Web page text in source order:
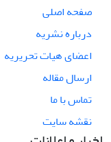
صفحه اصلی
درباره نشریه
اعضای هیات تحریریه
ارسال مقاله
تماس با ما
نقشه سایت